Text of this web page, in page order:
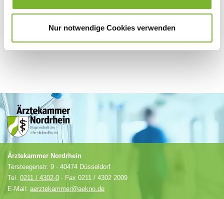
Nur notwendige Cookies verwenden
Ärztekammer Nordrhein
Tersteegenstr. 9 · 40474 Düsseldorf
Tel. 0211 / 4302-0 · Fax 0211 / 4302 2009
E-Mail: aerztekammer@aekno.de